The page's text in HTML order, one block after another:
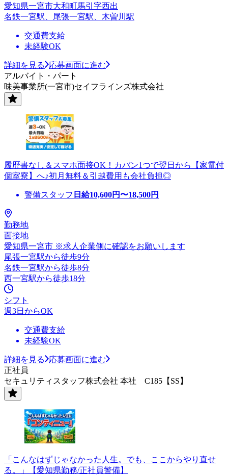
愛知県一宮市大和町馬引字西出
名鉄一宮駅、尾張一宮駅、木曽川駅
交通費支給
未経験OK
詳細を見る
応募画面に進む
アルバイト・パート
味美事業所(一宮市)セイフラインズ株式会社
履歴書なし＆スマホ面接OK！カバン1つで翌日から【家電付
個室寮】へ♪初月無料＆引越費用も会社負担◎
警備スタッフ 日給10,600円〜18,500円
勤務地
面接地
愛知県一宮市 ※求人企業側に確認をお願いします
尾張一宮駅から徒歩9分
名鉄一宮駅から徒歩8分
西一宮駅から徒歩18分
シフト
週3日からOK
交通費支給
未経験OK
詳細を見る
応募画面に進む
正社員
セキュリティスタッフ株式会社 本社 C185【SS】
「こんなはずじゃなかった人生。でも、ここからやり直せ
る。」【愛知県勤務/正社員警備】